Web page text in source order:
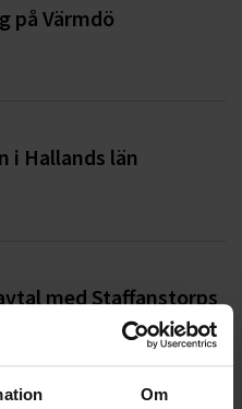
Om
på Värmdö
i Hallands län
med Staffanstorps